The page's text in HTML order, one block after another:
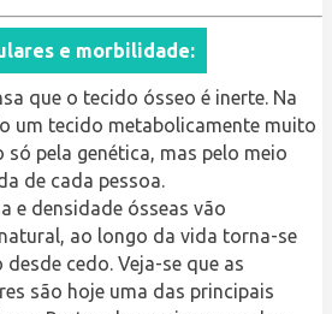
e morbilidade:
que o tecido ósseo é inerte. Na
um tecido metabolicamente muito
pela genética, mas pelo meio
de cada pessoa.
e densidade ósseas vão
ao longo da vida torna-se
cedo. Veja-se que as
são hoje uma das principais